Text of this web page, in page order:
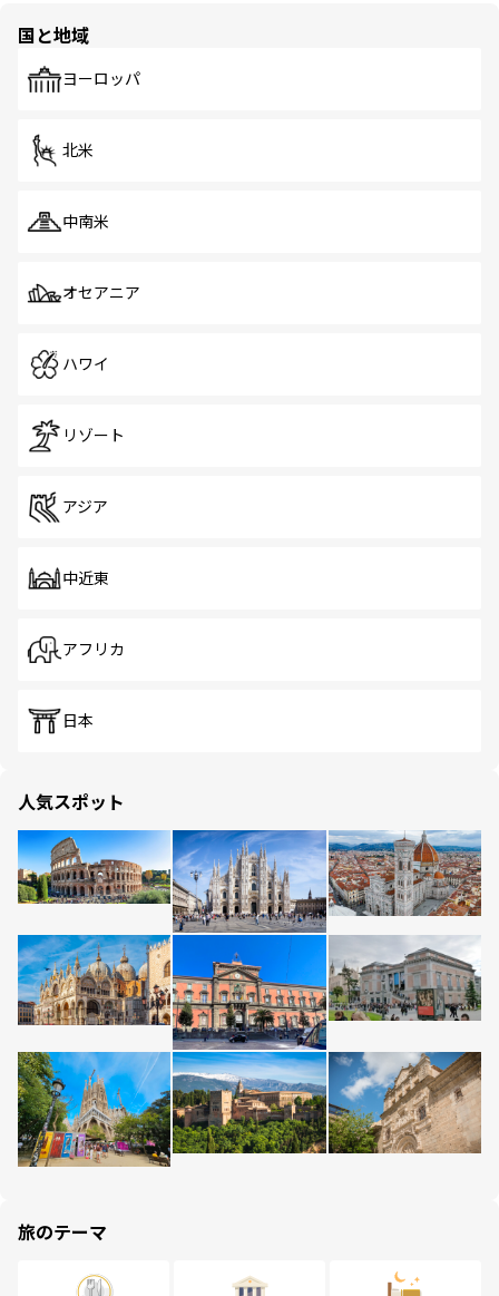
国と地域
ヨーロッパ
北米
中南米
オセアニア
ハワイ
リゾート
アジア
中近東
アフリカ
日本
人気スポット
旅のテーマ